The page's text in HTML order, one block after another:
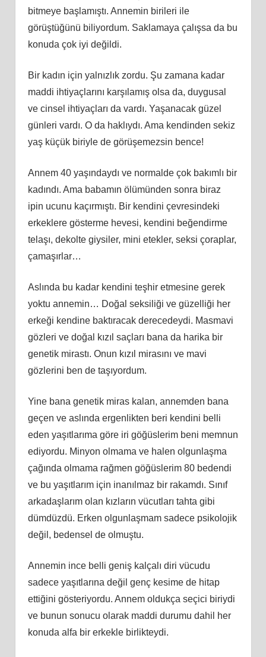
bitmeye başlamıştı. Annemin birileri ile
görüştüğünü biliyordum. Saklamaya çalışsa da bu
konuda çok iyi değildi.
Bir kadın için yalnızlık zordu. Şu zamana kadar
maddi ihtiyaçlarını karşılamış olsa da, duygusal
ve cinsel ihtiyaçları da vardı. Yaşanacak güzel
günleri vardı. O da haklıydı. Ama kendinden sekiz
yaş küçük biriyle de görüşemezsin bence!
Annem 40 yaşındaydı ve normalde çok bakımlı bir
kadındı. Ama babamın ölümünden sonra biraz
ipin ucunu kaçırmıştı. Bir kendini çevresindeki
erkeklere gösterme hevesi, kendini beğendirme
telaşı, dekolte giysiler, mini etekler, seksi çoraplar,
çamaşırlar…
Aslında bu kadar kendini teşhir etmesine gerek
yoktu annemin… Doğal seksiliği ve güzelliği her
erkeği kendine baktıracak derecedeydi. Masmavi
gözleri ve doğal kızıl saçları bana da harika bir
genetik mirastı. Onun kızıl mirasını ve mavi
gözlerini ben de taşıyordum.
Yine bana genetik miras kalan, annemden bana
geçen ve aslında ergenlikten beri kendini belli
eden yaşıtlarıma göre iri göğüslerim beni memnun
ediyordu. Minyon olmama ve halen olgunlaşma
çağında olmama rağmen göğüslerim 80 bedendi
ve bu yaşıtlarım için inanılmaz bir rakamdı. Sınıf
arkadaşlarım olan kızların vücutları tahta gibi
dümdüzdü. Erken olgunlaşmam sadece psikolojik
değil, bedensel de olmuştu.
Annemin ince belli geniş kalçalı diri vücudu
sadece yaşıtlarına değil genç kesime de hitap
ettiğini gösteriyordu. Annem oldukça seçici biriydi
ve bunun sonucu olarak maddi durumu dahil her
konuda alfa bir erkekle birlikteydi.